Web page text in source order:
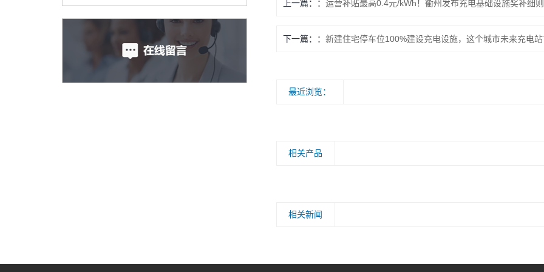
上一篇： 运营补贴最高0.4元/kWh！衢州发布充电基础设施奖补细则
下一篇： 新建住宅停车位100%建设充电设施，这个城市未来充电站
最近浏览：
相关产品
相关新闻